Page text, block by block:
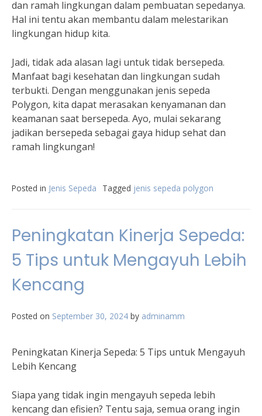
dan ramah lingkungan dalam pembuatan sepedanya.
Hal ini tentu akan membantu dalam melestarikan
lingkungan hidup kita.
Jadi, tidak ada alasan lagi untuk tidak bersepeda.
Manfaat bagi kesehatan dan lingkungan sudah
terbukti. Dengan menggunakan jenis sepeda
Polygon, kita dapat merasakan kenyamanan dan
keamanan saat bersepeda. Ayo, mulai sekarang
jadikan bersepeda sebagai gaya hidup sehat dan
ramah lingkungan!
Posted in Jenis Sepeda Tagged jenis sepeda polygon
Peningkatan Kinerja Sepeda:
5 Tips untuk Mengayuh Lebih
Kencang
Posted on September 30, 2024 by adminamm
Peningkatan Kinerja Sepeda: 5 Tips untuk Mengayuh
Lebih Kencang
Siapa yang tidak ingin mengayuh sepeda lebih
kencang dan efisien? Tentu saja, semua orang ingin